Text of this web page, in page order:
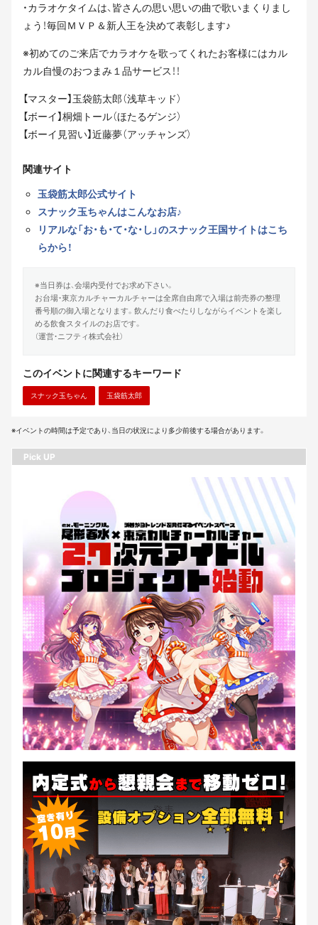
・カラオケタイムは、皆さんの思い思いの曲で歌いまくりまし
ょう！毎回ＭＶＰ＆新人王を決めて表彰します♪
※初めてのご来店でカラオケを歌ってくれたお客様にはカル
カル自慢のおつまみ１品サービス！！
【マスター】玉袋筋太郎（浅草キッド）
【ボーイ】桐畑トール（ほたるゲンジ）
【ボーイ見習い】近藤夢（アッチャンズ）
関連サイト
玉袋筋太郎公式サイト
スナック玉ちゃんはこんなお店♪
リアルな「お・も・て・な・し」のスナック王国サイトはこち
らから！
※当日券は、会場内受付でお求め下さい。
お台場・東京カルチャーカルチャーは全席自由席で入場は前売券の整理
番号順の御入場となります。飲んだり食べたりしながらイベントを楽し
める飲食スタイルのお店です。
（運営・ニフティ株式会社）
このイベントに関連するキーワード
スナック玉ちゃん 玉袋筋太郎
※イベントの時間は予定であり、当日の状況により多少前後する場合があります。
Pick UP